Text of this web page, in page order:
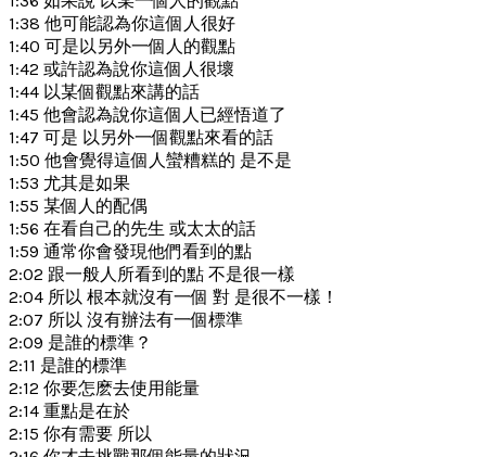
1:38 他可能認為你這個人很好
1:40 可是以另外一個人的觀點
1:42 或許認為說你這個人很壞
1:44 以某個觀點來講的話
1:45 他會認為說你這個人已經悟道了
1:47 可是 以另外一個觀點來看的話
1:50 他會覺得這個人蠻糟糕的 是不是
1:53 尤其是如果
1:55 某個人的配偶
1:56 在看自己的先生 或太太的話
1:59 通常你會發現他們看到的點
2:02 跟一般人所看到的點 不是很一樣
2:04 所以 根本就沒有一個 對 是很不一樣！
2:07 所以 沒有辦法有一個標準
2:09 是誰的標準？
2:11 是誰的標準
2:12 你要怎麽去使用能量
2:14 重點是在於
2:15 你有需要 所以